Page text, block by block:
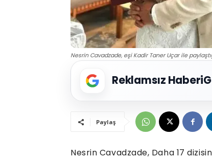
Nesrin Cavadzade, eşi Kadir Taner Uçar ile
Reklamsız Haberi
Paylaş
Nesrin Cavadzade, Daha 17